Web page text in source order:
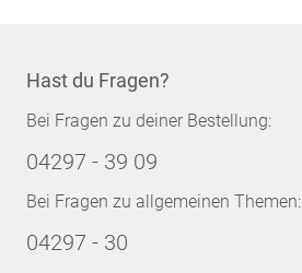
Hast du Fragen?
Bei Fragen zu deiner Bestellung:
04297 - 39 09
Bei Fragen zu allgemeinen Themen:
04297 - 30